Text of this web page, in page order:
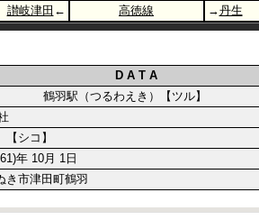
讃岐津田 ← 高徳線 →丹生
D A T A
鶴羽駅（つるわえき）【ツル】
シコ】
年 10月 1日
き市津田町鶴羽